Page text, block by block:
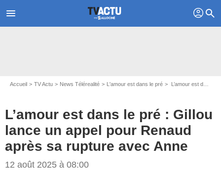
menu profil search
Accueil TV Actu News Télérealité L'amour est dans le pré L’amour est dans le pré : Gillou lance un appel pour Renaud après sa rupture avec Anne
L’amour est dans le pré : Gillou
lance un appel pour Renaud
après sa rupture avec Anne
12 août 2025 à 08:00